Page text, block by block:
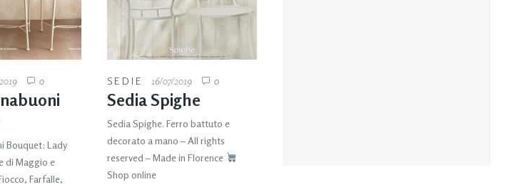
0
Bouquet: Lady
di Maggio e
Farfalle,
SEDIE 16/07/2019 0
Sedia Spighe
Sedia Spighe. Ferro battuto e
decorato a mano – All rights
reserved – Made in Florence
Shop online